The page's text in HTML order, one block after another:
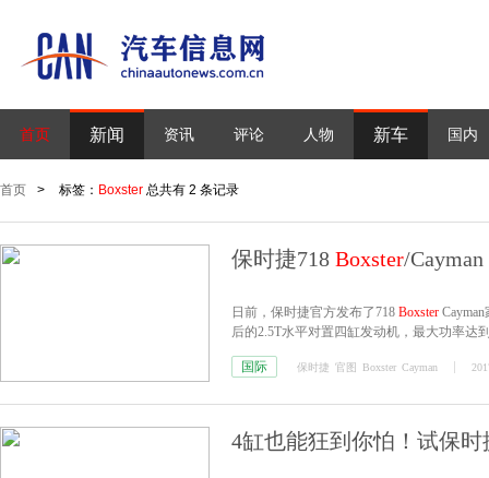
首页 新闻 资讯 评论 人物 新车 国内
首页 > 标签： Boxster 总共有 2 条记录
保时捷718 Boxster/
日前，保时捷官方发布了718 Boxster
后的2.5T水平对置四缸发动机，最大功率达
国际
保时捷 官图 Boxster Cayman
4缸也能狂到你怕！试保